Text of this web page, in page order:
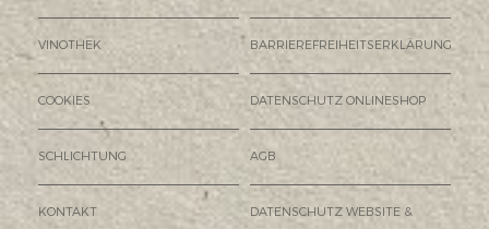
VINOTHEK BARRIEREFREIHEITSERKLÄRUNG
COOKIES DATENSCHUTZ ONLINESHOP
SCHLICHTUNG AGB
KONTAKT DATENSCHUTZ WEBSITE &